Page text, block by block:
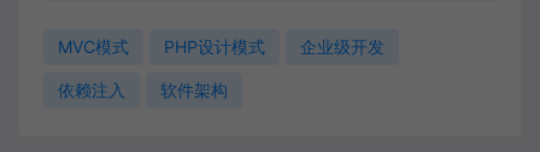
MVC模式 PHP设计模式 企业级开发
依赖注入 软件架构